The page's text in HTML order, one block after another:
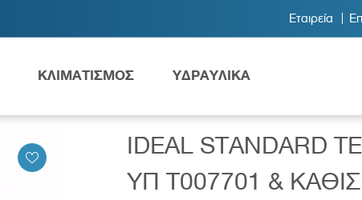
Εταιρεία
ΚΛΙΜΑΤΙΣΜΟΣ ΥΔΡΑΥΛΙΚΑ
IDEAL STANDARD
ΥΠ T007701 &